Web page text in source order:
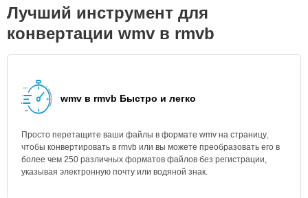
Лучший инструмент для
конвертации wmv в rmvb
wmv в rmvb Быстро и легко
Просто перетащите ваши файлы в формате wmv на страницу,
чтобы конвертировать в rmvb или вы можете преобразовать его в
более чем 250 различных форматов файлов без регистрации,
указывая электронную почту или водяной знак.